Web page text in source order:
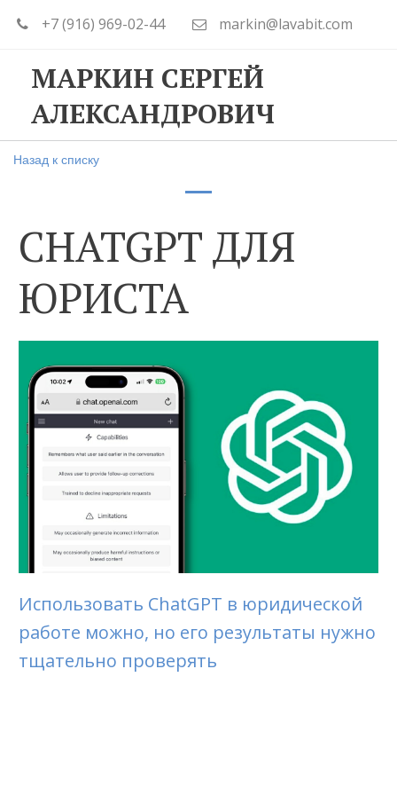
+7 (916) 969-02-44 markin@lavabit.com
МАРКИН СЕРГЕЙ
АЛЕКСАНДРОВИЧ
Назад к списку
CHATGPT ДЛЯ
ЮРИСТА
Использовать ChatGPT в юридической
работе можно, но его результаты нужно
тщательно проверять